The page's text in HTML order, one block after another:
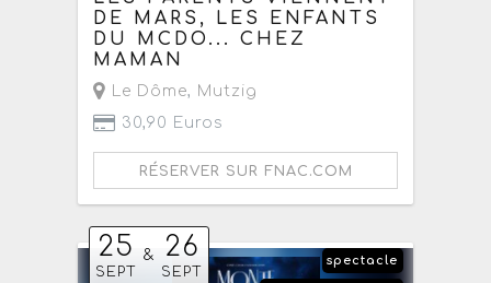
DE MARS, LES ENFANTS
DU MCDO... CHEZ
MAMAN
Le Dôme, Mutzig
30,90 Euros
RÉSERVER SUR FNAC.COM
25
SEPT
& 26
SEPT
spectacle